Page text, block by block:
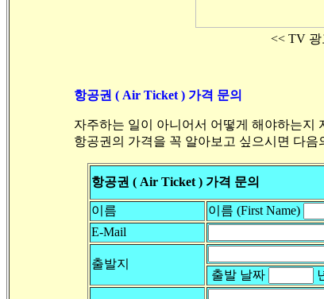
<< TV
항공권 ( Air Ticket ) 가격 문의
자주하는 일이 아니어서 어떻게 해야하는지
항공권의 가격을 꼭 알아보고 싶으시면 다
항공권 ( Air Ticket ) 가격 문의
이름 이름 (First Name)
E-Mail
출발지
출발 날짜